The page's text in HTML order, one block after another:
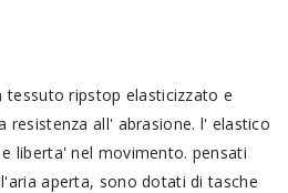
tessuto ripstop elasticizzato e
resistenza all' abrasione. l' elastico
liberta' nel movimento. pensati
aperta, sono dotati di tasche